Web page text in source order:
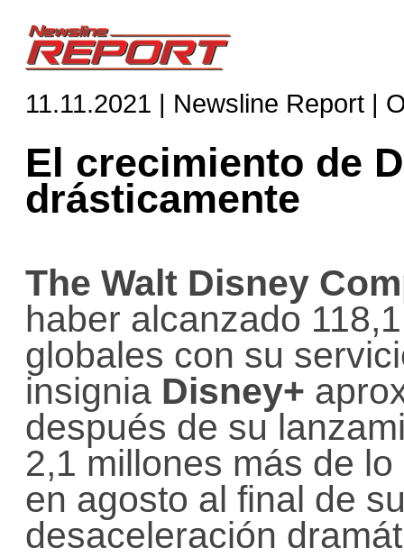
11.11.2021 | Newsline Report |
El crecimiento de
drásticamente
The Walt Disney
haber alcanzado
globales con su
insignia Disney+
después de su
2,1 millones más de
en agosto al final de
desaceleración